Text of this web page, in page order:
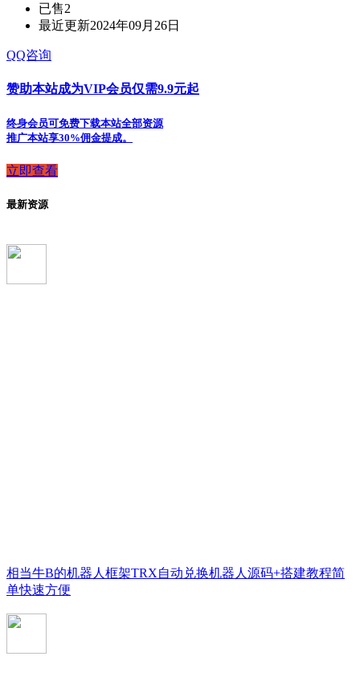
已售2
最近更新2024年09月26日
QQ咨询
赞助本站成为VIP会员仅需9.9元起
终身会员可免费下载本站全部资源
推广本站享30%佣金提成。
立即查看
最新资源
相当牛B的机器人框架TRX自动兑换机器人源码+搭建教程简
单快速方便